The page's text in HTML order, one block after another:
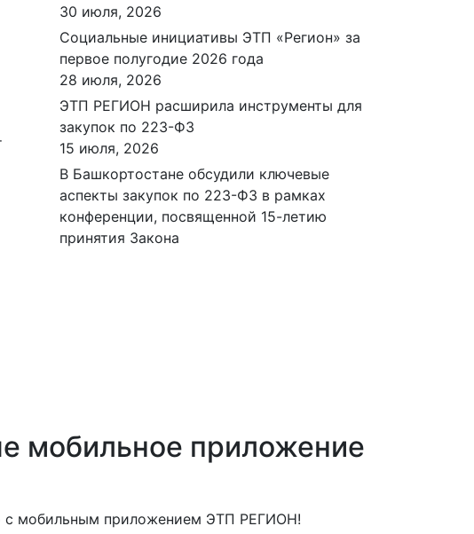
30 июля, 2026
Социальные инициативы ЭТП «Регион» за
первое полугодие 2026 года
28 июля, 2026
ЭТП РЕГИОН расширила инструменты для
закупок по 223-ФЗ
15 июля, 2026
В Башкортостане обсудили ключевые
аспекты закупок по 223-ФЗ в рамках
конференции, посвященной 15-летию
принятия Закона
мобильное приложение
с мобильным приложением ЭТП РЕГИОН!